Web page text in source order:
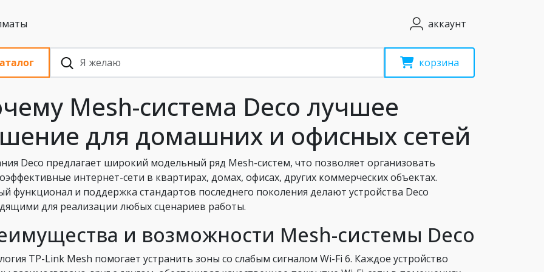
НДС, Алматы аккаунт
корзина
Mesh-система Deco лучшее
для домашних и офисных сетей
Deco предлагает широкий модельный ряд Mesh-систем, что позволяет организовать
интернет-сети в квартирах, домах, офисах, других коммерческих объектах.
функционал и поддержка стандартов последнего поколения делают устройства Deco
для реализации любых сценариев работы.
и возможности Mesh-системы Deco
TP-Link Mesh помогает устранить зоны со слабым сигналом Wi-Fi 6. Каждое устройство